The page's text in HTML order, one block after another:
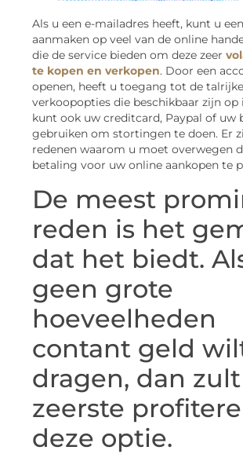
Als u een e-mailadres heeft, kunt u
aanmaken op veel van de online
die de service bieden om deze zeer
te kopen en verkopen. Door een
openen, heeft u toegang tot de
verkoopopties die beschikbaar zijn op
kunt ook uw creditcard, Paypal of uw
gebruiken om stortingen te doen. Er
redenen waarom u moet overwegen
betaling voor uw online aankopen te
De meest
reden is het
dat het biedt.
geen grote
hoeveelheden
contant geld
dragen, dan
zeerste
deze optie.